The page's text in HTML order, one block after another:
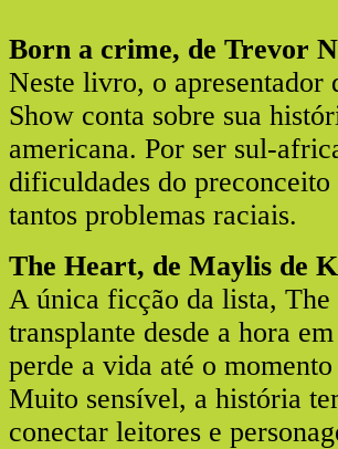
Born a crime, de Trevor
Neste livro, o
Show conta sobre sua
americana. Por ser sul-
dificuldades do
tantos problemas raciais.
The Heart, de Maylis de
A única ficção da lista,
transplante desde a hora
perde a vida até o
Muito sensível, a história
conectar leitores e